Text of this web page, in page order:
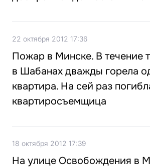
22 октября 2012 17:36
Пожар в Минске. В течение
в Шабанах дважды горела
квартира. На сей раз
квартиросъемщица
18 октября 2012 17:39
На улице Освобождения в